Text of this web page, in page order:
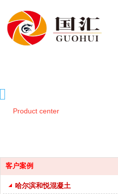
Product center
客户案例
哈尔滨和悦混凝土